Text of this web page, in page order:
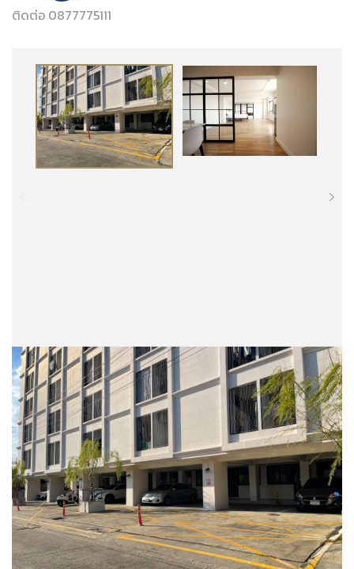
ติดต่อ 0877775111